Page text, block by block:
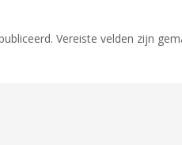
Vereiste velden zijn